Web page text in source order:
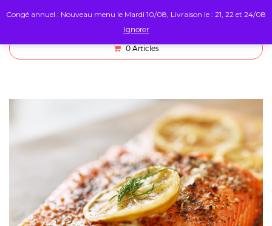
0 Articles
Congé annuel : Nouveau menu le Mardi 10/08, Livraison le : 21, 22 et 24/08
Ignorer